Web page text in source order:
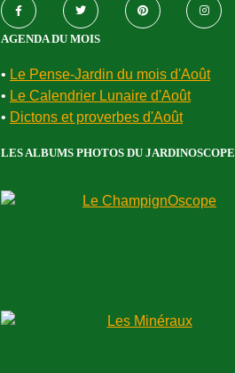
AGENDA DU MOIS
• Le Pense-Jardin du mois d'Août
• Le Calendrier Lunaire d'Août
• Dictons et proverbes d'Août
LES ALBUMS PHOTOS DU JARDINOSCOPE